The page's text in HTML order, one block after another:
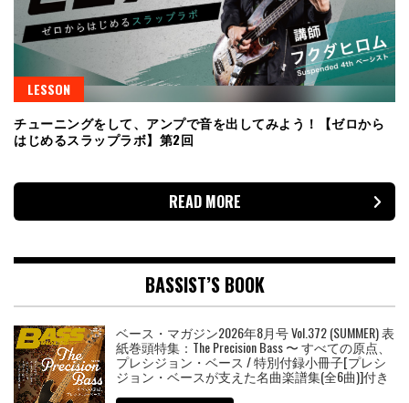
LESSON
チューニングをして、アンプで音を出してみよう！【ゼロから
はじめるスラップラボ】第2回
READ MORE
BASSIST’S BOOK
ベース・マガジン2026年8月号 Vol.372 (SUMMER) 表
紙巻頭特集：The Precision Bass 〜 すべての原点、
プレシジョン・ベース / 特別付録小冊子[プレシ
ジョン・ベースが支えた名曲楽譜集(全6曲)]付き